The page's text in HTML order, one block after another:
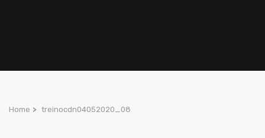
Home > treinocdn04052020_08